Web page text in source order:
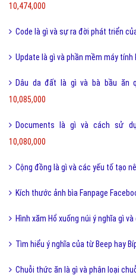
10,474,000
Code là gì và sự ra đời phát triển
Update là gì và phần mềm máy tính
Dâu da đất là gì và bà bầu ăn
10,085,000
Documents là gì và cách sử
10,080,000
Cộng đồng là gì và các yếu tố tạo
Kích thước ảnh bìa Fanpage
Hình xăm Hổ xuống núi ý nghĩa gì
Tìm hiểu ý nghĩa của từ Beep hay
Chuỗi thức ăn là gì và phân loại